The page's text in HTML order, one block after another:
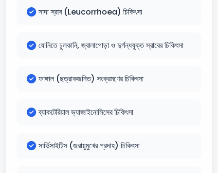
সাদা স্রাব (Leucorrhoea) চিকিৎসা
যোনিতে চুলকানি, জ্বালাপোড়া ও দুর্গন্ধযুক্ত স্রাবের চিকিৎসা
ফাঙ্গাল (ছত্রাকজনিত) সংক্রমণের চিকিৎসা
ব্যাকটেরিয়াল ভ্যাজাইনোসিসের চিকিৎসা
সার্ভিসাইটিস (জরায়ুমুখের প্রদাহ) চিকিৎসা